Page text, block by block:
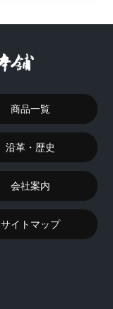
商品一覧
沿革・歴史
会社案内
サイトマップ